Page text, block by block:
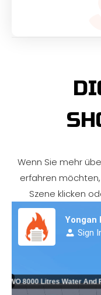
Wenn Sie mehr
erfahren
Szene klicken